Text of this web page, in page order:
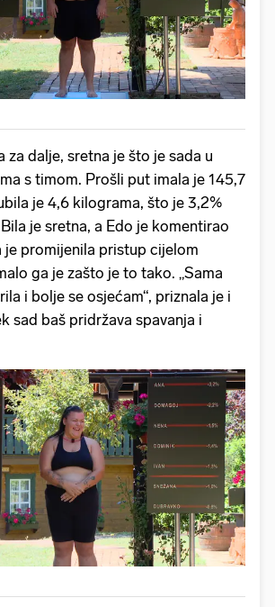
za dalje, sretna je što je sada u
s timom. Prošli put imala je 145,7
je 4,6 kilograma, što je 3,2%
je sretna, a Edo je komentirao
je promijenila pristup cijelom
ga je zašto je to tako. „Sama
i bolje se osjećam“, priznala je i
sad baš pridržava spavanja i